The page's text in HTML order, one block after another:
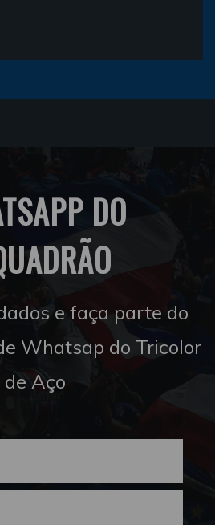
DO
e faça parte do
Whatsap do Tricolor
de Aço